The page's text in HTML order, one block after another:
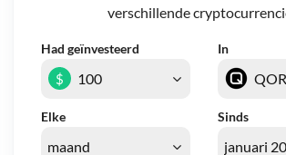
verschillende
Had geïnvesteerd In
Elke Sinds
$